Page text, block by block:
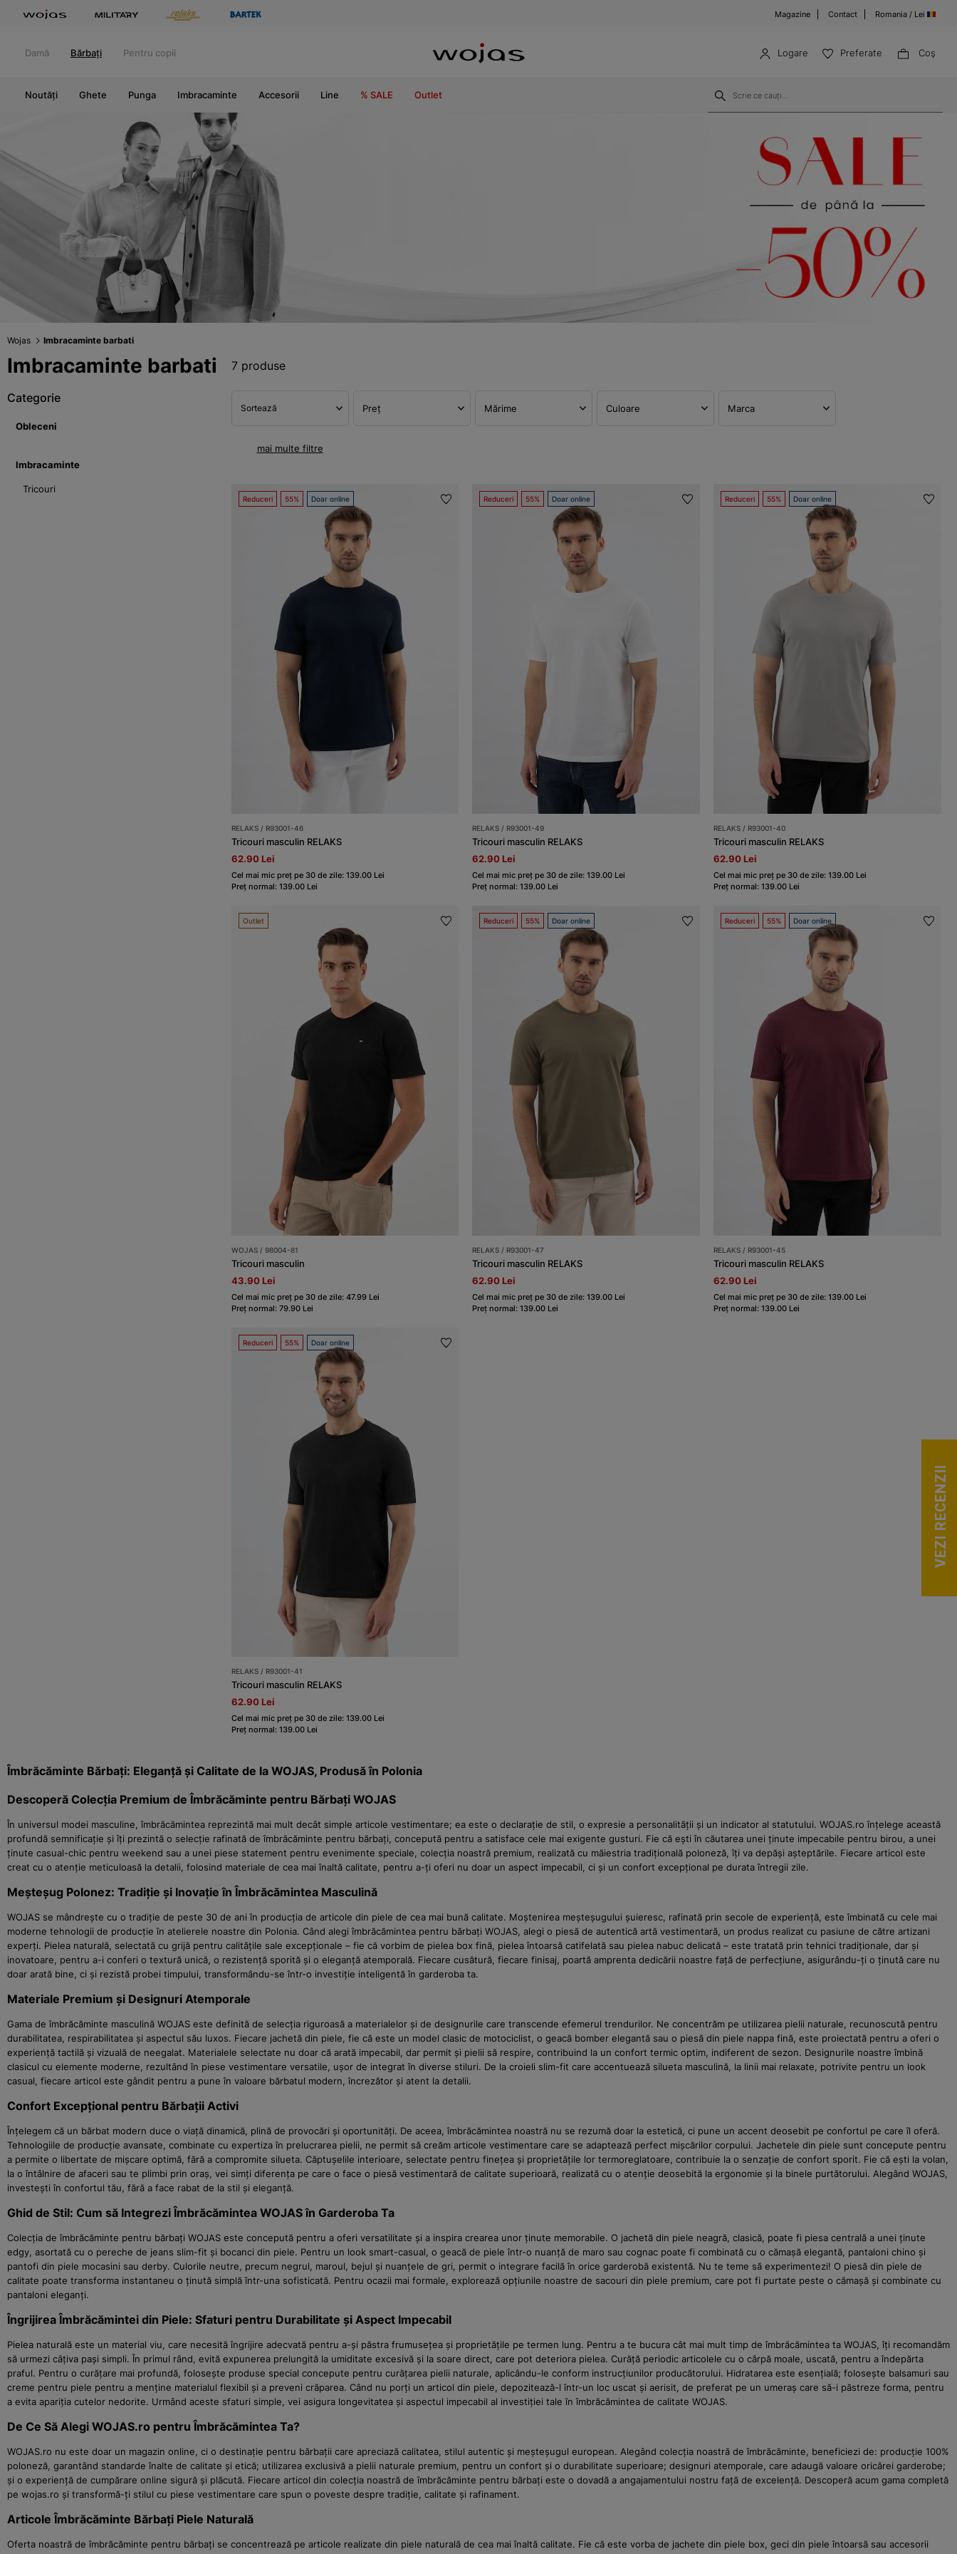
Magazine Contact Romania / Lei
Damă Bărbați Pentru copii Logare Preferate Coş
Noutăți Ghete Punga Imbracaminte Accesorii Line % SALE Outlet
Wojas Imbracaminte barbati
Imbracaminte barbati 7 produse
Categorie
Obleceni
Imbracaminte
Tricouri
Sortează Preț Mărime Culoare Marca
mai multe filtre
Reduceri 55% Doar online
RELAKS / R93001-46
Tricouri masculin RELAKS
62.90 Lei
Cel mai mic preț pe 30 de zile: 139.00 Lei
Preț normal: 139.00 Lei
Reduceri 55% Doar online
RELAKS / R93001-49
Tricouri masculin RELAKS
62.90 Lei
Cel mai mic preț pe 30 de zile: 139.00 Lei
Preț normal: 139.00 Lei
Reduceri 55% Doar online
RELAKS / R93001-40
Tricouri masculin RELAKS
62.90 Lei
Cel mai mic preț pe 30 de zile: 139.00 Lei
Preț normal: 139.00 Lei
Outlet
WOJAS / 98004-81
Tricouri masculin
43.90 Lei
Cel mai mic preț pe 30 de zile: 47.99 Lei
Preț normal: 79.90 Lei
Reduceri 55% Doar online
RELAKS / R93001-47
Tricouri masculin RELAKS
62.90 Lei
Cel mai mic preț pe 30 de zile: 139.00 Lei
Preț normal: 139.00 Lei
Reduceri 55% Doar online
RELAKS / R93001-45
Tricouri masculin RELAKS
62.90 Lei
Cel mai mic preț pe 30 de zile: 139.00 Lei
Preț normal: 139.00 Lei
Reduceri 55% Doar online
RELAKS / R93001-41
Tricouri masculin RELAKS
62.90 Lei
Cel mai mic preț pe 30 de zile: 139.00 Lei
Preț normal: 139.00 Lei
Îmbrăcăminte Bărbați: Eleganță și Calitate de la WOJAS, Produsă în Polonia
Descoperă Colecția Premium de Îmbrăcăminte pentru Bărbați WOJAS
În universul modei masculine, îmbrăcămintea reprezintă mai mult decât simple articole vestimentare; ea este o declarație de stil, o expresie a personalității și un indicator al statutului. WOJAS.ro înțelege această
profundă semnificație și îți prezintă o selecție rafinată de îmbrăcăminte pentru bărbați, concepută pentru a satisface cele mai exigente gusturi. Fie că ești în căutarea unei ținute impecabile pentru birou, a unei
ținute casual-chic pentru weekend sau a unei piese statement pentru evenimente speciale, colecția noastră premium, realizată cu măiestria tradițională poloneză, îți va depăși așteptările. Fiecare articol este
creat cu o atenție meticuloasă la detalii, folosind materiale de cea mai înaltă calitate, pentru a-ți oferi nu doar un aspect impecabil, ci și un confort excepțional pe durata întregii zile.
Meșteșug Polonez: Tradiție și Inovație în Îmbrăcămintea Masculină
WOJAS se mândrește cu o tradiție de peste 30 de ani în producția de articole din piele de cea mai bună calitate. Moștenirea meșteșugului șuieresc, rafinată prin secole de experiență, este îmbinată cu cele mai
moderne tehnologii de producție în atelierele noastre din Polonia. Când alegi îmbrăcămintea pentru bărbați WOJAS, alegi o piesă de autentică artă vestimentară, un produs realizat cu pasiune de către artizani
experți. Pielea naturală, selectată cu grijă pentru calitățile sale excepționale – fie că vorbim de pielea box fină, pielea întoarsă catifelată sau pielea nabuc delicată – este tratată prin tehnici tradiționale, dar și
inovatoare, pentru a-i conferi o textură unică, o rezistență sporită și o eleganță atemporală. Fiecare cusătură, fiecare finisaj, poartă amprenta dedicării noastre față de perfecțiune, asigurându-ți o ținută care nu
doar arată bine, ci și rezistă probei timpului, transformându-se într-o investiție inteligentă în garderoba ta.
Materiale Premium și Designuri Atemporale
Gama de îmbrăcăminte masculină WOJAS este definită de selecția riguroasă a materialelor și de designurile care transcende efemerul trendurilor. Ne concentrăm pe utilizarea pielii naturale, recunoscută pentru
durabilitatea, respirabilitatea și aspectul său luxos. Fiecare jachetă din piele, fie că este un model clasic de motociclist, o geacă bomber elegantă sau o piesă din piele nappa fină, este proiectată pentru a oferi o
experiență tactilă și vizuală de neegalat. Materialele selectate nu doar că arată impecabil, dar permit și pielii să respire, contribuind la un confort termic optim, indiferent de sezon. Designurile noastre îmbină
clasicul cu elemente moderne, rezultând în piese vestimentare versatile, ușor de integrat în diverse stiluri. De la croieli slim-fit care accentuează silueta masculină, la linii mai relaxate, potrivite pentru un look
casual, fiecare articol este gândit pentru a pune în valoare bărbatul modern, încrezător și atent la detalii.
Confort Excepțional pentru Bărbații Activi
Înțelegem că un bărbat modern duce o viață dinamică, plină de provocări și oportunități. De aceea, îmbrăcămintea noastră nu se rezumă doar la estetică, ci pune un accent deosebit pe confortul pe care îl oferă.
Tehnologiile de producție avansate, combinate cu expertiza în prelucrarea pielii, ne permit să creăm articole vestimentare care se adaptează perfect mișcărilor corpului. Jachetele din piele sunt concepute pentru
a permite o libertate de mișcare optimă, fără a compromite silueta. Căptușelile interioare, selectate pentru finețea și proprietățile lor termoreglatoare, contribuie la o senzație de confort sporit. Fie că ești la volan,
la o întâlnire de afaceri sau te plimbi prin oraș, vei simți diferența pe care o face o piesă vestimentară de calitate superioară, realizată cu o atenție deosebită la ergonomie și la binele purtătorului. Alegând WOJAS,
investești în confortul tău, fără a face rabat de la stil și eleganță.
Ghid de Stil: Cum să Integrezi Îmbrăcămintea WOJAS în Garderoba Ta
Colecția de îmbrăcăminte pentru bărbați WOJAS este concepută pentru a oferi versatilitate și a inspira crearea unor ținute memorabile. O jachetă din piele neagră, clasică, poate fi piesa centrală a unei ținute
edgy, asortată cu o pereche de jeans slim-fit și bocanci din piele. Pentru un look smart-casual, o geacă de piele într-o nuanță de maro sau cognac poate fi combinată cu o cămașă elegantă, pantaloni chino și
pantofi din piele mocasini sau derby. Culorile neutre, precum negrul, maroul, bejul și nuanțele de gri, permit o integrare facilă în orice garderobă existentă. Nu te teme să experimentezi! O piesă din piele de
calitate poate transforma instantaneu o ținută simplă într-una sofisticată. Pentru ocazii mai formale, explorează opțiunile noastre de sacouri din piele premium, care pot fi purtate peste o cămașă și combinate cu
pantaloni eleganți.
Îngrijirea Îmbrăcămintei din Piele: Sfaturi pentru Durabilitate și Aspect Impecabil
Pielea naturală este un material viu, care necesită îngrijire adecvată pentru a-și păstra frumusețea și proprietățile pe termen lung. Pentru a te bucura cât mai mult timp de îmbrăcămintea ta WOJAS, îți recomandăm
să urmezi câțiva pași simpli. În primul rând, evită expunerea prelungită la umiditate excesivă și la soare direct, care pot deteriora pielea. Curăță periodic articolele cu o cârpă moale, uscată, pentru a îndepărta
praful. Pentru o curățare mai profundă, folosește produse special concepute pentru curățarea pielii naturale, aplicându-le conform instrucțiunilor producătorului. Hidratarea este esențială; folosește balsamuri sau
creme pentru piele pentru a menține materialul flexibil și a preveni crăparea. Când nu porți un articol din piele, depozitează-l într-un loc uscat și aerisit, de preferat pe un umeraș care să-i păstreze forma, pentru
a evita apariția cutelor nedorite. Urmând aceste sfaturi simple, vei asigura longevitatea și aspectul impecabil al investiției tale în îmbrăcămintea de calitate WOJAS.
De Ce Să Alegi WOJAS.ro pentru Îmbrăcămintea Ta?
WOJAS.ro nu este doar un magazin online, ci o destinație pentru bărbații care apreciază calitatea, stilul autentic și meșteșugul european. Alegând colecția noastră de îmbrăcăminte, beneficiezi de: producție 100%
poloneză, garantând standarde înalte de calitate și etică; utilizarea exclusivă a pielii naturale premium, pentru un confort și o durabilitate superioare; designuri atemporale, care adaugă valoare oricărei garderobe;
și o experiență de cumpărare online sigură și plăcută. Fiecare articol din colecția noastră de îmbrăcăminte pentru bărbați este o dovadă a angajamentului nostru față de excelență. Descoperă acum gama completă
pe wojas.ro și transformă-ți stilul cu piese vestimentare care spun o poveste despre tradiție, calitate și rafinament.
Articole Îmbrăcăminte Bărbați Piele Naturală
Oferta noastră de îmbrăcăminte pentru bărbați se concentrează pe articole realizate din piele naturală de cea mai înaltă calitate. Fie că este vorba de jachete din piele box, geci din piele întoarsă sau accesorii
VEZI RECENZII